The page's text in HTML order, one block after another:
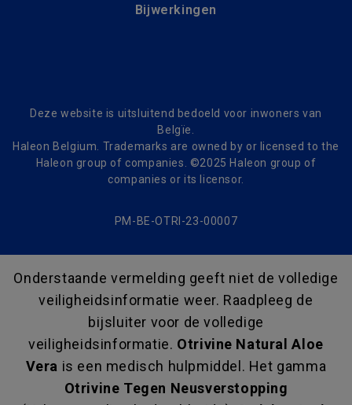
Bijwerkingen
Deze website is uitsluitend bedoeld voor inwoners van
Belgïe.
Haleon Belgium. Trademarks are owned by or licensed to the
Haleon group of companies. ©2025 Haleon group of
companies or its licensor.
PM-BE-OTRI-23-00007
Onderstaande vermelding geeft niet de volledige
veiligheidsinformatie weer. Raadpleeg de
bijsluiter voor de volledige
veiligheidsinformatie. Otrivine Natural Aloe
Vera is een medisch hulpmiddel. Het gamma
Otrivine Tegen Neusverstopping